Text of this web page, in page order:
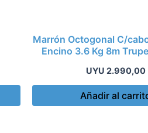
Marrón Octogonal C/
Encino 3.6 Kg 8m
UYU 2.990,00
Añadir al